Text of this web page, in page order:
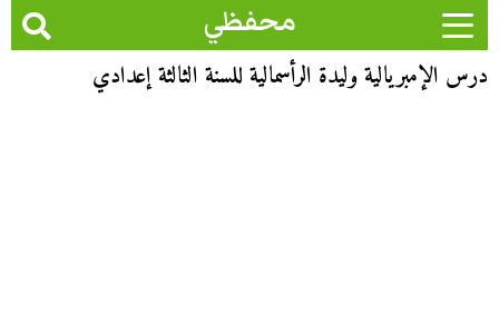
محفظي
درس الإمبريالية وليدة الرأسمالية للسنة الثالثة إعدادي